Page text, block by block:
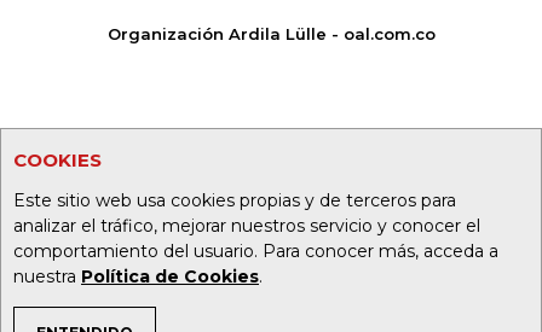
COOKIES
Este sitio web usa cookies propias y de terceros para
analizar el tráfico, mejorar nuestros servicio y conocer el
comportamiento del usuario. Para conocer más, acceda a
nuestra Política de Cookies.
Organización Ardila Lülle - oal.com.co